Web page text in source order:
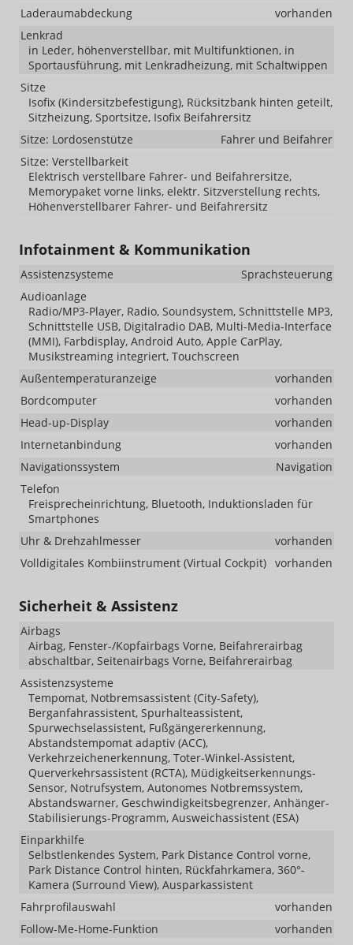
Laderaumabdeckung
vorhanden
Lenkrad
in Leder, höhenverstellbar, mit Multifunktionen, in
Sportausführung, mit Lenkradheizung, mit Schaltwippen
Sitze
Isofix (Kindersitzbefestigung), Rücksitzbank hinten geteilt,
Sitzheizung, Sportsitze, Isofix Beifahrersitz
Sitze: Lordosenstütze
Fahrer und Beifahrer
Sitze: Verstellbarkeit
Elektrisch verstellbare Fahrer- und Beifahrersitze,
Memorypaket vorne links, elektr. Sitzverstellung rechts,
Höhenverstellbarer Fahrer- und Beifahrersitz
Infotainment & Kommunikation
Assistenzsysteme
Sprachsteuerung
Audioanlage
Radio/MP3-Player, Radio, Soundsystem, Schnittstelle MP3,
Schnittstelle USB, Digitalradio DAB, Multi-Media-Interface
(MMI), Farbdisplay, Android Auto, Apple CarPlay,
Musikstreaming integriert, Touchscreen
Außentemperaturanzeige
vorhanden
Bordcomputer
vorhanden
Head-up-Display
vorhanden
Internetanbindung
vorhanden
Navigationssystem
Navigation
Telefon
Freisprecheinrichtung, Bluetooth, Induktionsladen für
Smartphones
Uhr & Drehzahlmesser
vorhanden
Volldigitales Kombiinstrument (Virtual Cockpit) vorhanden
Sicherheit & Assistenz
Airbags
Airbag, Fenster-/Kopfairbags Vorne, Beifahrerairbag
abschaltbar, Seitenairbags Vorne, Beifahrerairbag
Assistenzsysteme
Tempomat, Notbremsassistent (City-Safety),
Berganfahrassistent, Spurhalteassistent,
Spurwechselassistent, Fußgängererkennung,
Abstandstempomat adaptiv (ACC),
Verkehrzeichenerkennung, Toter-Winkel-Assistent,
Querverkehrsassistent (RCTA), Müdigkeitserkennungs-
Sensor, Notrufsystem, Autonomes Notbremssystem,
Abstandswarner, Geschwindigkeitsbegrenzer, Anhänger-
Stabilisierungs-Programm, Ausweichassistent (ESA)
Einparkhilfe
Selbstlenkendes System, Park Distance Control vorne,
Park Distance Control hinten, Rückfahrkamera, 360°-
Kamera (Surround View), Ausparkassistent
Fahrprofilauswahl
vorhanden
Follow-Me-Home-Funktion
vorhanden